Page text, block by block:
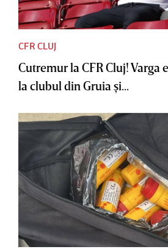
CFR CLUJ
Cutremur la CFR Cluj! Varga
la clubul din Gruia şi...